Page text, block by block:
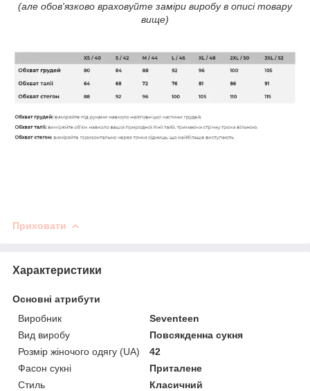
(але обов'язково враховуйте заміри виробу в описі товару
вище)
Приховати
Характеристики
Основні атрибути
Виробник
Seventeen
Вид виробу
Повсякденна сукня
Розмір жіночого одягу (UA)
42
Фасон сукні
Приталене
Стиль
Класичний